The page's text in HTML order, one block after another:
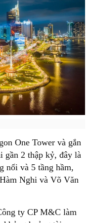
One Tower và gắn
gần 2 thập kỷ, đây là
nổi và 5 tầng hầm,
Nghi và Võ Văn
ty CP M&C làm